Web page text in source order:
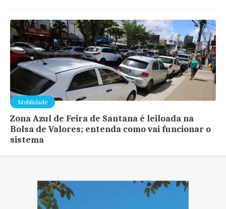
Mobilidade
Zona Azul de Feira de Santana é leiloada na
Bolsa de Valores; entenda como vai funcionar o
sistema